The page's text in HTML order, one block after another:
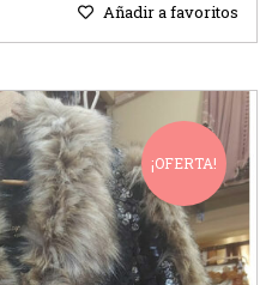
Añadir a favoritos
¡OFERTA!